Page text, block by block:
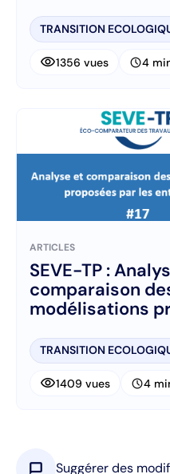
TRANSITION
visibility1356 vues schedule4
ARTICLES
SEVE-TP :
comparaison
modélisations
TRANSITION
visibility1409 vues schedule4
chat_bubble Suggérer des